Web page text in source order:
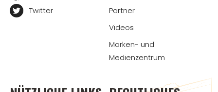
Twitter
Partner
Videos
Marken- und
Medienzentrum